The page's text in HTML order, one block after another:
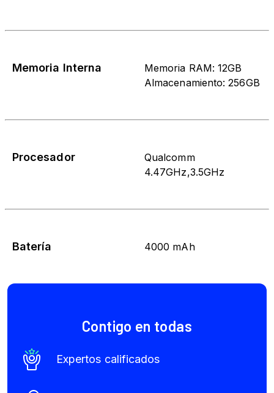
Memoria Interna
Memoria RAM: 12GB
Almacenamiento: 256GB
Procesador
Qualcomm
4.47GHz,3.5GHz
Batería 4000 mAh
Contigo en todas
Expertos calificados